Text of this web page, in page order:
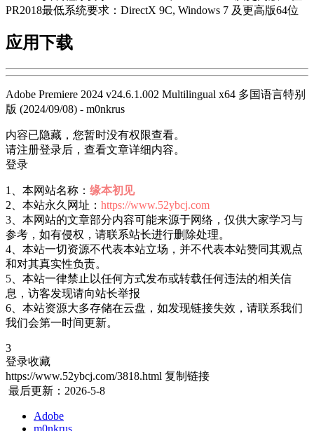
PR2018最低系统要求：DirectX 9C, Windows 7 及更高版64位
应用下载
Adobe Premiere 2024 v24.6.1.002 Multilingual x64 多国语言特别
版 (2024/09/08) - m0nkrus
内容已隐藏，您暂时没有权限查看。
请注册登录后，查看文章详细内容。
登录
1、本网站名称： 缘本初见
2、本站永久网址： https://www.52ybcj.com
3、本网站的文章部分内容可能来源于网络，仅供大家学习与
参考，如有侵权，请联系站长进行删除处理。
4、本站一切资源不代表本站立场，并不代表本站赞同其观点
和对其真实性负责。
5、本站一律禁止以任何方式发布或转载任何违法的相关信
息，访客发现请向站长举报
6、本站资源大多存储在云盘，如发现链接失效，请联系我们
我们会第一时间更新。
3
登录收藏
https://www.52ybcj.com/3818.html 复制链接
最后更新：2026-5-8
Adobe